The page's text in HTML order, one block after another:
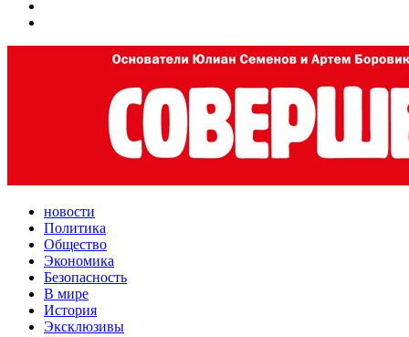
новости
Политика
Общество
Экономика
Безопасность
В мире
История
Эксклюзивы